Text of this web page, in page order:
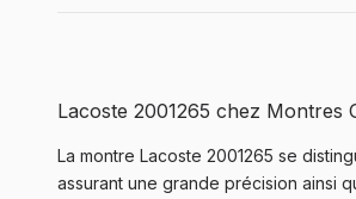
Lacoste 2001265 chez Montres
La montre Lacoste 2001265 se
assurant une grande précision ainsi